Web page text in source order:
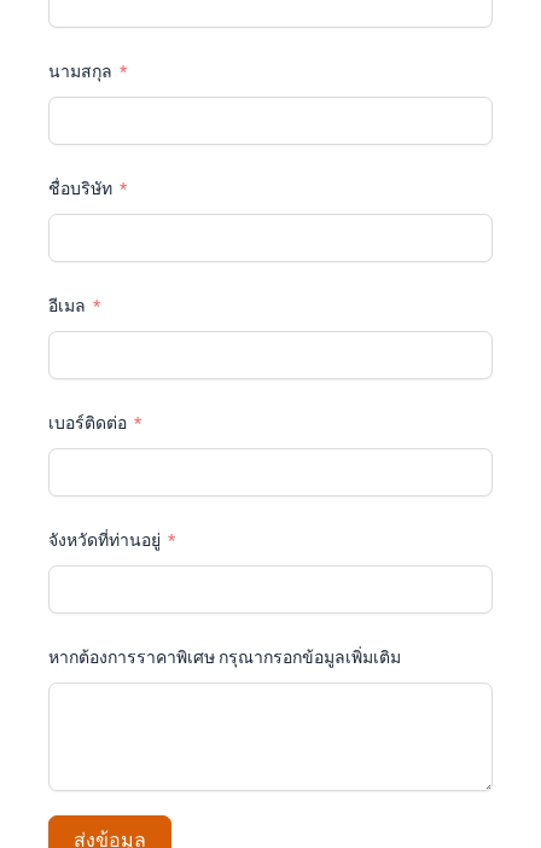
นามสกุล
ชื่อบริษัท
อีเมล
เบอร์ติดต่อ
จังหวัดที่ท่านอยู่
หากต้องการราคาพิเศษ กรุณากรอกข้อมูลเพิ่มเติม
ส่งข้อมูล